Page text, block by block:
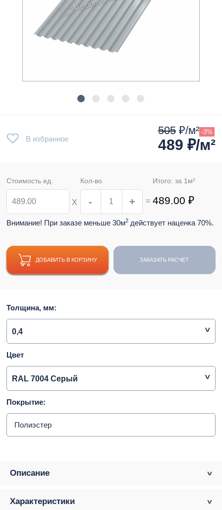
В избранное
505₽/м² -3%
489 ₽/м²
Стоимость ед.
Х
Кол-во
- + =
Итого: за 1 м²
489.00 ₽
Внимание! При заказе меньше 30м2 действует наценка 70%.
ДОБАВИТЬ В КОРЗИНУ ЗАКАЗАТЬ РАСЧЕТ
Толщина, мм:
0,4
Цвет
RAL 7004 Серый
Покрытие:
Полиэстер
Описание
Характеристики